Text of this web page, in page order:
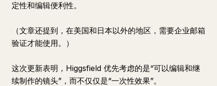
定性和编辑便利性。
（文章还提到，在美国和日本以外的地区，需要企业邮箱
验证才能使用。）
这次更新表明，Higgsfield 优先考虑的是“可以编辑和继
续制作的镜头”，而不仅仅是“一次性效果”。